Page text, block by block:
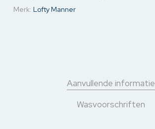
Merk: Lofty Manner
Aanvullende informatie
Wasvoorschriften